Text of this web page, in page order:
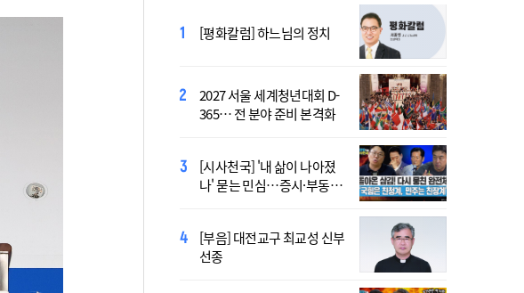
[평화칼럼] 하느님의 정치
2027 서울 세계청년대회 D-
365… 전 분야 준비 본격화
[시사천국] '내 삶이 나아졌
나' 묻는 민심…증시·부동산
[부음] 대전교구 최교성 신부
선종
[시사천국] 알고 싶지 않은 폭
염의 진실…올해가 가장 시
2027 서울 WYD 공식 주제가
오늘 공개…한국인 곡 선정
[시사천국] 서미화 "시각장애
여성 첫 최고위 도전…사회
[시사천국] 홍춘욱 "단일종목 레버리지 ETF는
없애는 게 맞다"